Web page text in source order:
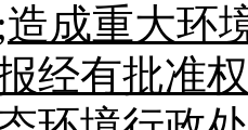
造成重大环
经有批准